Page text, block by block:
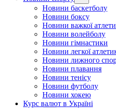
Новини баскетболу
Новини боксу
Новини важкої
Новини волейболу
Новини гімнастики
Новини легкої
Новини лижного
Новини плавання
Новини тенісу
Новини футболу
Новини хокею
Курс валют в Україні